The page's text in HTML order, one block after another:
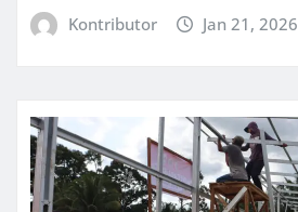
Kontributor Jan 21, 2026